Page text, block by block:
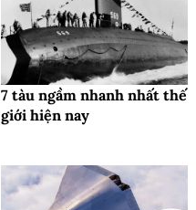
7 tàu ngầm nhanh nhất thế
giới hiện nay